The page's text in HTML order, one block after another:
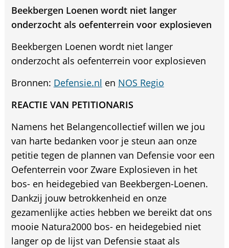
Beekbergen Loenen wordt niet langer
onderzocht als oefenterrein voor explosieven
Beekbergen Loenen wordt niet langer
onderzocht als oefenterrein voor explosieven
Bronnen: Defensie.nl en NOS Regio
REACTIE VAN PETITIONARIS
Namens het Belangencollectief willen we jou
van harte bedanken voor je steun aan onze
petitie tegen de plannen van Defensie voor een
Oefenterrein voor Zware Explosieven in het
bos- en heidegebied van Beekbergen-Loenen.
Dankzij jouw betrokkenheid en onze
gezamenlijke acties hebben we bereikt dat ons
mooie Natura2000 bos- en heidegebied niet
langer op de lijst van Defensie staat als